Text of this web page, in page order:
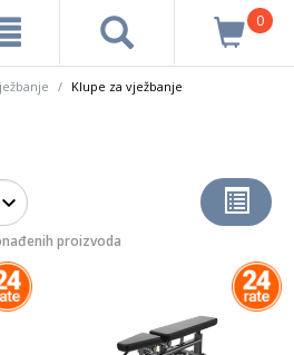
0
Klupe za vježbanje
proizvoda